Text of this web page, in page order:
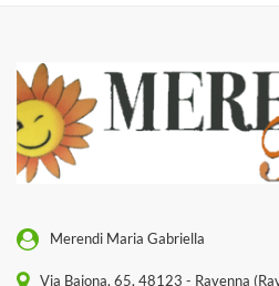
Merendi Maria Gabriella
Via Baiona, 65, 48123 - Ravenna